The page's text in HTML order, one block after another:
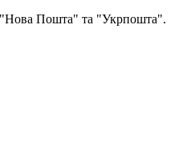
"Нова Пошта" та "Укрпошта".